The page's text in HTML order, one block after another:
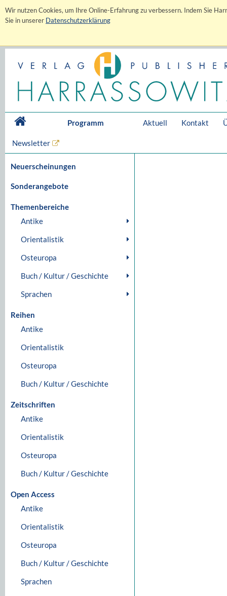
Wir nutzen Cookies, um Ihre Online-Erfahrung zu verbessern. Indem Sie
Sie in unserer Datenschutzerklärung
Programm Aktuell Kontakt
Newsletter
Neuerscheinungen
Sonderangebote
Themenbereiche
Antike
Orientalistik
Osteuropa
Buch / Kultur / Geschichte
Sprachen
Reihen
Antike
Orientalistik
Osteuropa
Buch / Kultur / Geschichte
Zeitschriften
Antike
Orientalistik
Osteuropa
Buch / Kultur / Geschichte
Open Access
Antike
Orientalistik
Osteuropa
Buch / Kultur / Geschichte
Sprachen